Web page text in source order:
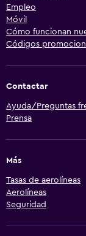
Empleo
Móvil
Cómo funcionan
Códigos
Contactar
Ayuda/Preguntas
Prensa
Más
Tasas de aerolíneas
Aerolíneas
Seguridad